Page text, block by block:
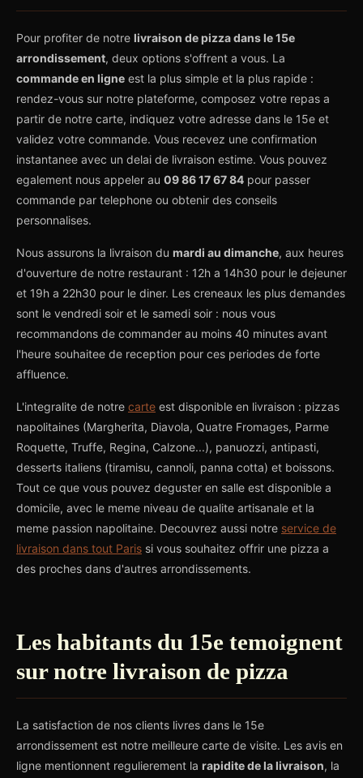
Pour profiter de notre livraison de pizza dans le 15e
arrondissement, deux options s'offrent a vous. La
commande en ligne est la plus simple et la plus rapide :
rendez-vous sur notre plateforme, composez votre repas a
partir de notre carte, indiquez votre adresse dans le 15e et
validez votre commande. Vous recevez une confirmation
instantanee avec un delai de livraison estime. Vous pouvez
egalement nous appeler au 09 86 17 67 84 pour passer
commande par telephone ou obtenir des conseils
personnalises.
Nous assurons la livraison du mardi au dimanche, aux heures
d'ouverture de notre restaurant : 12h a 14h30 pour le dejeuner
et 19h a 22h30 pour le diner. Les creneaux les plus demandes
sont le vendredi soir et le samedi soir : nous vous
recommandons de commander au moins 40 minutes avant
l'heure souhaitee de reception pour ces periodes de forte
affluence.
L'integralite de notre carte est disponible en livraison : pizzas
napolitaines (Margherita, Diavola, Quatre Fromages, Parme
Roquette, Truffe, Regina, Calzone...), panuozzi, antipasti,
desserts italiens (tiramisu, cannoli, panna cotta) et boissons.
Tout ce que vous pouvez deguster en salle est disponible a
domicile, avec le meme niveau de qualite artisanale et la
meme passion napolitaine. Decouvrez aussi notre service de
livraison dans tout Paris si vous souhaitez offrir une pizza a
des proches dans d'autres arrondissements.
Les habitants du 15e temoignent
sur notre livraison de pizza
La satisfaction de nos clients livres dans le 15e
arrondissement est notre meilleure carte de visite. Les avis en
ligne mentionnent regulierement la rapidite de la livraison, la